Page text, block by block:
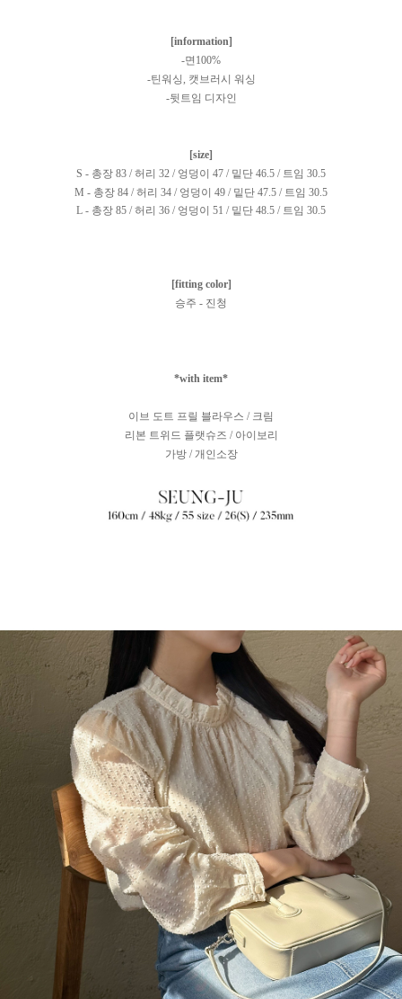
[information]
-면100%
-틴워싱, 캣브러시 워싱
-뒷트임 디자인
[size]
S - 총장 83 / 허리 32 / 엉덩이 47 / 밑단 46.5 / 트임 30.5
M - 총장 84 / 허리 34 / 엉덩이 49 / 밑단 47.5 / 트임 30.5
L - 총장 85 / 허리 36 / 엉덩이 51 / 밑단 48.5 / 트임 30.5
[fitting color]
승주 - 진청
*with item*
이브 도트 프릴 블라우스 / 크림
리본 트위드 플랫슈즈 / 아이보리
가방 / 개인소장